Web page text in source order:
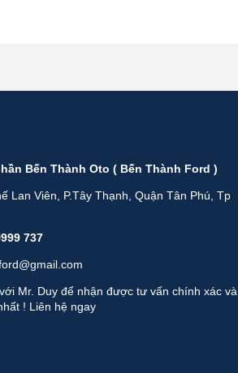
Bến Thành Oto ( Bến Thành Ford )
Lan Viên, P.Tây Thạnh, Quận Tân Phú, Tp
737
Mr. Duy để nhận được tư vấn chính xác và
! Liên hệ ngay